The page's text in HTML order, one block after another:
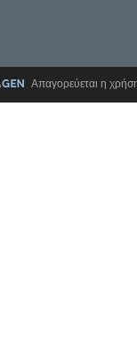
Απαγορεύεται η